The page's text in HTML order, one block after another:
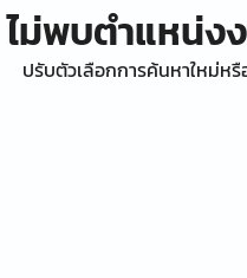
ไม่พบตำแหน่
ปรับตัวเลือกการค้นหาใหม่ห